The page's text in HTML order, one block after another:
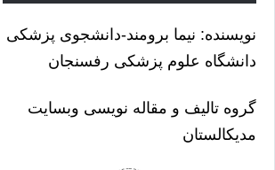
نویسنده: نیما برومند-دانشجوی پزشکی
دانشگاه علوم پزشکی رفسنجان
گروه تالیف و مقاله نویسی وبسایت
مدیکالستان